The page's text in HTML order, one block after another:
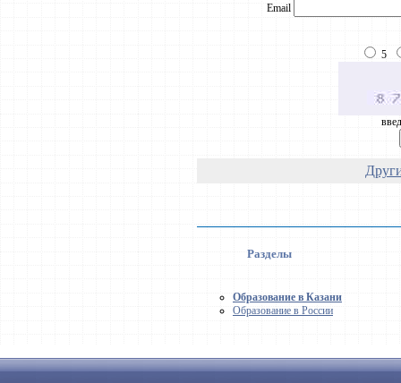
Email
5
Разделы
Образование в Казани
Образование в России